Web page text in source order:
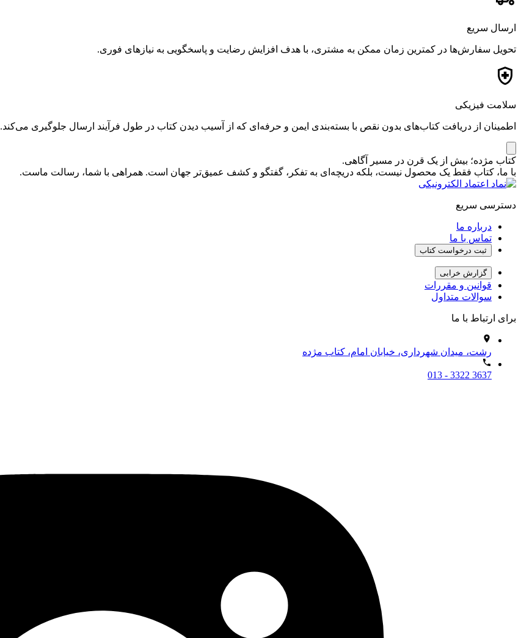
ارسال سریع
تحویل سفارش‌ها در کمترین زمان ممکن به مشتری، با هدف افزایش رضایت و پاسخگویی به نیازهای فوری.
سلامت فیزیکی
اطمینان از دریافت کتاب‌های بدون نقص با بسته‌بندی ایمن و حرفه‌ای که از آسیب دیدن کتاب در طول فرآیند ارسال جلوگیری می‌کند.
کتاب مژده؛ بیش از یک قرن در مسیر آگاهی.
با ما، کتاب فقط یک محصول نیست، بلکه دریچه‌ای به تفکر، گفتگو و کشف عمیق‌تر جهان است. همراهی با شما، رسالت ماست.
دسترسی سریع
درباره ما
تماس با ما
ثبت درخواست کتاب
گزارش خرابی
قوانین و مقررات
سوالات متداول
برای ارتباط با ما
رشت، میدان شهرداری، خیابان امام، کتاب مژده
013 - 3322 3637